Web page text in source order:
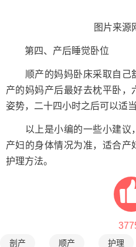
图片来源网
第四、产后睡觉卧位
顺产的妈妈卧床采取自己
产的妈妈产后最好去枕平卧，
姿势，二十四小时之后可以适
以上是小编的一些小建议
产妇的身体情况为准，适合产
护理方法。
剖产 顺产 护理